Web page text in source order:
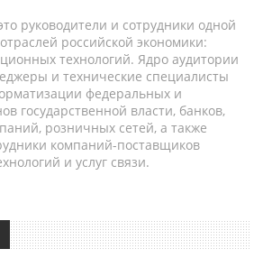
руководители и сотрудники одной
российской экономики:
технологий. Ядро аудитории
и технические специалисты
федеральных и
государственной власти, банков,
розничных сетей, а также
компаний-поставщиков
и услуг связи.